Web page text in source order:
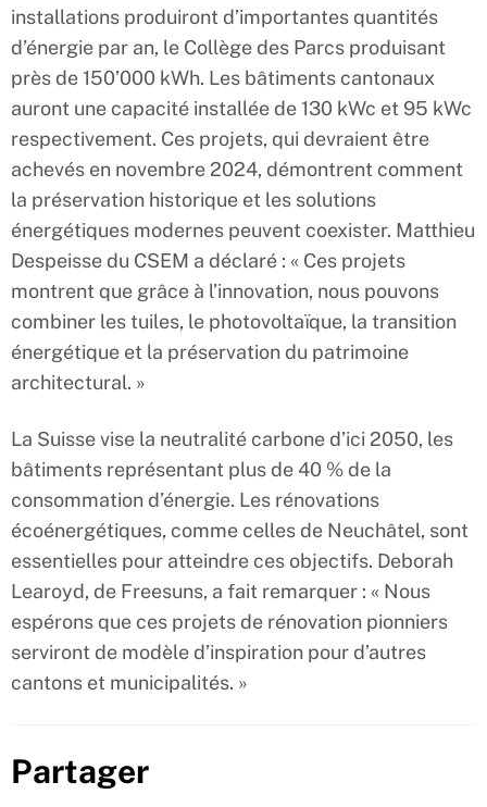
installations produiront d’importantes quantités
d’énergie par an, le Collège des Parcs produisant
près de 150’000 kWh. Les bâtiments cantonaux
auront une capacité installée de 130 kWc et 95 kWc
respectivement. Ces projets, qui devraient être
achevés en novembre 2024, démontrent comment
la préservation historique et les solutions
énergétiques modernes peuvent coexister. Matthieu
Despeisse du CSEM a déclaré : « Ces projets
montrent que grâce à l’innovation, nous pouvons
combiner les tuiles, le photovoltaïque, la transition
énergétique et la préservation du patrimoine
architectural. »
La Suisse vise la neutralité carbone d’ici 2050, les
bâtiments représentant plus de 40 % de la
consommation d’énergie. Les rénovations
écoénergétiques, comme celles de Neuchâtel, sont
essentielles pour atteindre ces objectifs. Deborah
Learoyd, de Freesuns, a fait remarquer : « Nous
espérons que ces projets de rénovation pionniers
serviront de modèle d’inspiration pour d’autres
cantons et municipalités. »
Partager